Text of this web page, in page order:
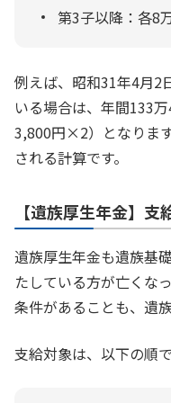
第3子以降：各8
例えば、昭和31年4月2
いる場合は、年間133
3,800円×2）となりま
される計算です。
【遺族厚生年金】
遺族厚生年金も遺族基
たしている方が亡くな
条件があることも、遺
支給対象は、以下の順